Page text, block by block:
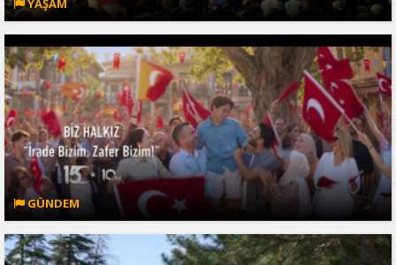
YAŞAM
GÜNDEM